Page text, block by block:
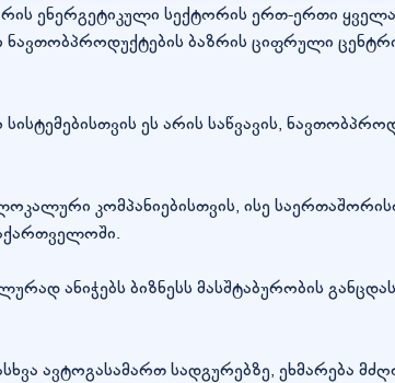
არის ენერგეტიკული სექტორის ერთ-ერთი
ბაზრის ციფრული
ეს არის საწვავის,
კომპანიებისთვის, ისე
ანიჭებს ბიზნესს მასშტაბურობის
ავტოგასამართ სადგურებზე, ეხმარება